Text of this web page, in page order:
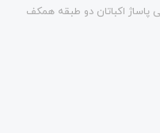
پاساژ اکباتان دو طبقه همکف